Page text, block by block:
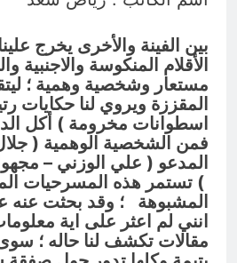
المخطط البياني
بين الفينة والأخرى يخرج
الأقلام المنكوسة والاجنبية
مستعار وشخصية وهمية ؛
المقززة ويروي لنا حكايات
اسطوانات مخرومة ) أكل
فمن الشخصية الوهمية (
المدعو ( علي الوزني –
) تستمر هذه المسرحيات
المشبوهة ؛ وقد بحثت عنه
انني لم اعثر على اية
مقالات تكشف لنا حاله ؛